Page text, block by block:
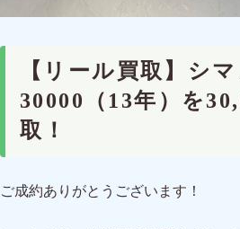
【リール買取】シ
30000（13年）を
取！
ご成約ありがとうございます！